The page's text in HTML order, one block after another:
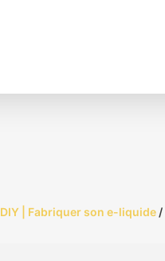
DIY | Fabriquer son e-liquide/